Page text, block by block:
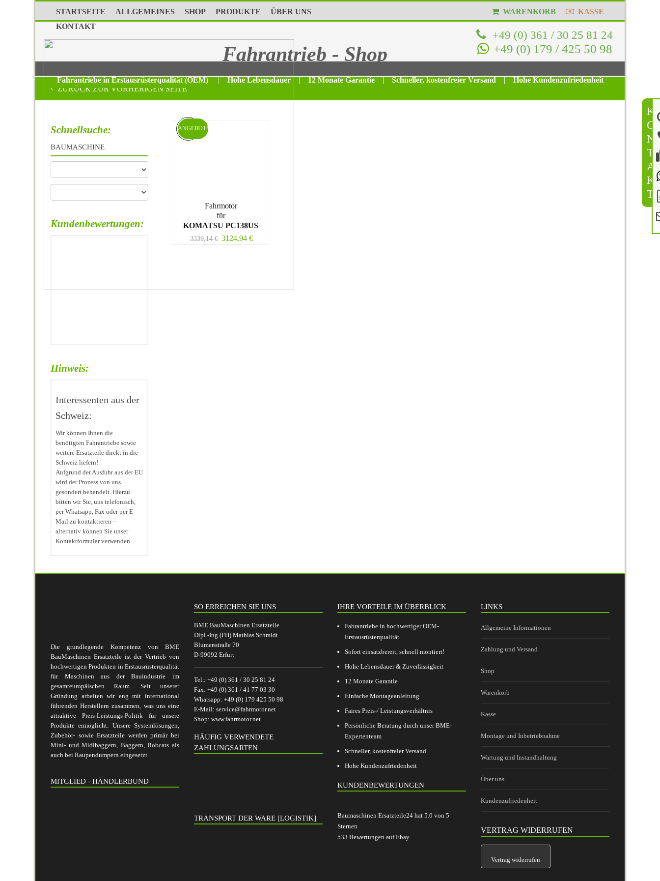
K
O
N
T
A
K
T
STARTSEITE ALLGEMEINES SHOP PRODUKTE
ÜBER UNS
KONTAKT
WARENKORB KASSE
+49 (0) 361 / 30 25 81 24
+49 (0) 179 / 425 50 98
Fahrantrieb - Shop
Fahrantriebe in Erstausrüsterqualität (OEM) | Hohe Lebensdauer | 12 Monate Garantie | Schneller, kostenfreier Versand |
Hohe Kundenzufriedenheit
ZURÜCK ZUR VORHERIGEN SEITE
Fahrmotor
für
KOMATSU PC138US
3339,14€ 3124,94€
ANGEBOT!
Schnellsuche:
BAUMASCHINE
Kundenbewertungen:
Hinweis:
Interessenten aus der
Schweiz:
Wir können Ihnen die
benötigten Fahrantriebe sowie
weitere Ersatzteile direkt in die
Schweiz liefern!
Aufgrund der Ausfuhr aus der EU
wird der Prozess von uns
gesondert behandelt. Hierzu
bitten wir Sie, uns telefonisch,
per Whatsapp, Fax oder per E-
Mail zu kontaktieren –
alternativ können Sie unser
Kontaktformular verwenden.
Die grundlegende Kompetenz von BME
BauMaschinen Ersatzteile ist der Vertrieb von
hochwertigen Produkten in Erstausrüsterqualität
für Maschinen aus der Bauindustrie im
gesamteuropäischen Raum. Seit unserer
Gründung arbeiten wir eng mit international
führenden Herstellern zusammen, was uns eine
attraktive Preis-Leistungs-Politik für unsere
Produkte ermöglicht. Unsere Systemlösungen,
Zubehör- sowie Ersatzteile werden primär bei
Mini- und Midibaggern, Baggern, Bobcats als
auch bei Raupendumpern eingesetzt.
MITGLIED - HÄNDLERBUND
SO ERREICHEN SIE UNS
BME BauMaschinen Ersatzteile
Dipl.-Ing.(FH) Mathias Schmidt
Blumenstraße 70
D-99092 Erfurt
Tel.: +49 (0) 361 / 30 25 81 24
Fax: +49 (0) 361 / 41 77 03 30
Whatsapp: +49 (0) 179 425 50 98
E-Mail: service@fahrmotor.net
Shop: www.fahrmotor.net
HÄUFIG VERWENDETE
ZAHLUNGSARTEN
TRANSPORT DER WARE [LOGISTIK]
IHRE VORTEILE IM ÜBERBLICK
Fahrantriebe in hochwertiger OEM-
Erstausrüsterqualität
Sofort einsatzbereit, schnell montiert!
Hohe Lebensdauer & Zuverlässigkeit
12 Monate Garantie
Einfache Montageanleitung
Faires Preis-/ Leistungsverhältnis
Persönliche Beratung durch unser BME-
Expertenteam
Schneller, kostenfreier Versand
Hohe Kundenzufriedenheit
KUNDENBEWERTUNGEN
Baumaschinen Ersatzteile24 hat 5.0 von 5
Sternen
533 Bewertungen auf Ebay
LINKS
Allgemeine Informationen
Zahlung und Versand
Shop
Warenkorb
Kasse
Montage und Inbetriebnahme
Wartung und Instandhaltung
Über uns
Kundenzufriedenheit
VERTRAG WIDERRUFEN
Vertrag widerrufen